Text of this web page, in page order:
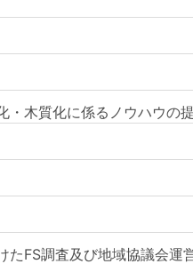
・木質化に係るノウハウの
たFS調査及び地域協議会運